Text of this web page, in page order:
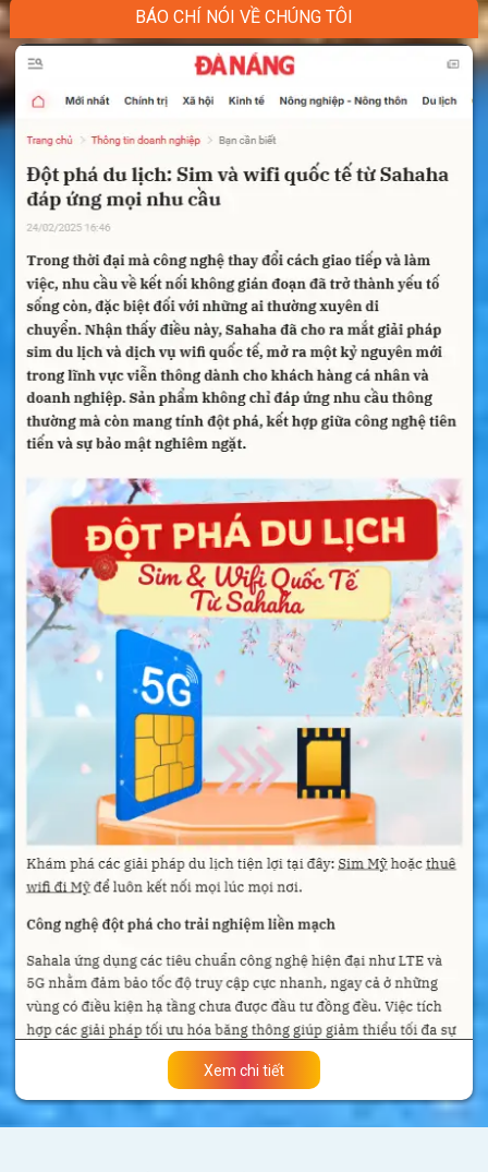
Đặt mua sim du lịch Mongolia nhanh nhất tại
Việc vào mạng Internet bằng 4G sẽ có giá rẻ
hơn chuyển vùng quốc tế rất nhiều. Bạn hoàn
toàn có thể sử dụng Zalo, Facebook, Viber…
để liên lạc về gia đình hoặc bạn bè. Đây là loại
sim dành riêng cho khách du lịch đến
Mongolia.
rủi ro nếu bạn không thành thạo tiếng
Mongolia. Chẳng hạn như có thể bạn mua
nhầm sim, bị người bán lừa mua sim với giá đắt.
Hơn nữa, rất nhiều cửa hàng sim tiếng
Mongolia bán một loại sim cùng tính năng với
các mức giá khác nhau cho người nước ngoài.
Vì thế, sẽ là một lựa chọn vô cùng đúng đắn
nếu bạn chọn và mua sim tại Sahaha chúng tôi!
Những điều cần nhớ khi du lịch Mongolia
Đôi nét về đất nước Mông Cổ
Đừng nhầm lẫn Mông Cổ với vùng Nội Mông
thuộc Trung Quốc. Mông Cổ là quốc gia độc
lập có tên tiếng anh là Mongolia.
Mongolia là một quốc gia không có biển, nằm
giữa Nga và Trung Quốc. Địa hình Mông Cổ
được phân chia thành ba vùng: Vùng hoang
mạc, bán sa mạc và sa mạc ở phía Nam; Vùng
thảo nguyên bất tận ở miền Trung; Vùng núi cao
ở phía Tây, Bắc.
BÁO CHÍ NÓI VỀ CHÚNG TÔI
Xem chi tiết